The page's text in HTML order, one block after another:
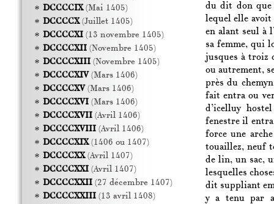
du dit don que
lequel elle avoit
en alant seul à
sa femme, qui
jusques à troiz
ou autrement,
près du
fait entra ou
d’icelluy
fenestre il
force une
touaillez, neuf
de lin, un sac,
lesquelles
dit suppliant
y a tenu par
DCCCCIX(Mai 1405)
DCCCCX(Juillet 1405)
DCCCCXI(13 novembre 1405)
DCCCCXII(Novembre 1405)
DCCCCXIII(Novembre 1405)
DCCCCXIV(Mars 1406)
DCCCCXV(Mars 1406)
DCCCCXVI(Mars 1406)
DCCCCXVII(Avril 1406)
DCCCCXVIII(Avril 1406)
DCCCCXIX(1406 ou 1407)
DCCCCXX(Avril 1407)
DCCCCXXI(Avril 1407)
DCCCCXXII(27 décembre 1407)
DCCCCXXIII(13 avril 1408)